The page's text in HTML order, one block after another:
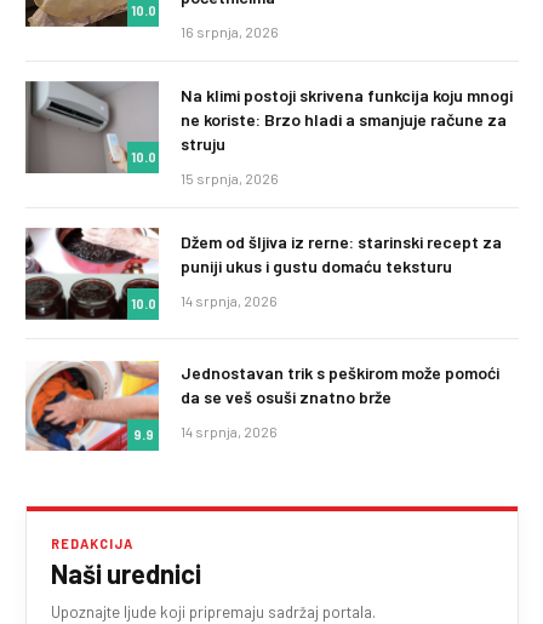
10.0
16 srpnja, 2026
10.0
Na klimi postoji skrivena funkcija koju mnogi
ne koriste: Brzo hladi a smanjuje račune za
struju
15 srpnja, 2026
10.0
Džem od šljiva iz rerne: starinski recept za
puniji ukus i gustu domaću teksturu
14 srpnja, 2026
9.9
Jednostavan trik s peškirom može pomoći
da se veš osuši znatno brže
14 srpnja, 2026
REDAKCIJA
Naši urednici
Upoznajte ljude koji pripremaju sadržaj portala.